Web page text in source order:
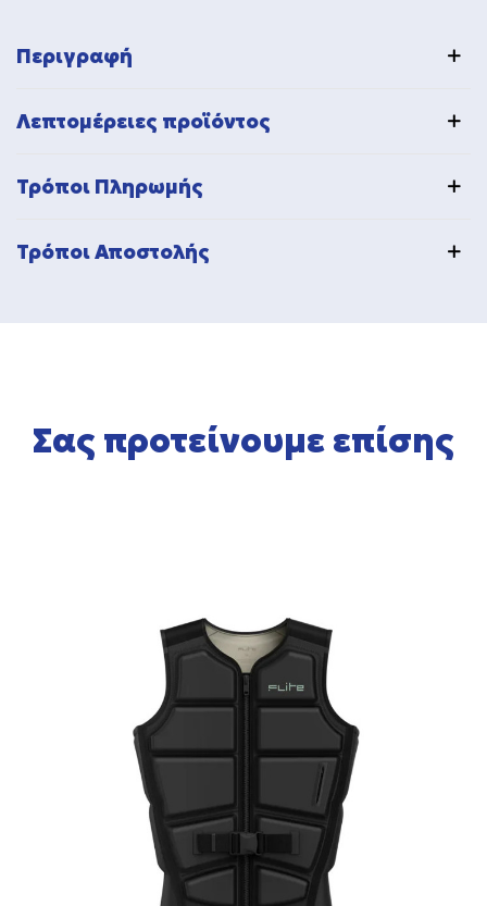
Περιγραφή
Λεπτομέρειες προϊόντος
Τρόποι Πληρωμής
Τρόποι Αποστολής
Σας προτείνουμε επίσης